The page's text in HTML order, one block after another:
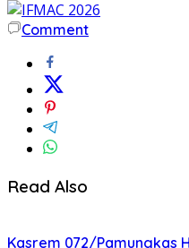
Comment
Read Also
Kasrem 072/Pamungkas